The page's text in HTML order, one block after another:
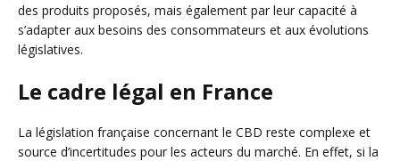
des produits proposés, mais également par leur capacité à
s’adapter aux besoins des consommateurs et aux évolutions
législatives.
Le cadre légal en France
La législation française concernant le CBD reste complexe et
source d’incertitudes pour les acteurs du marché. En effet, si la